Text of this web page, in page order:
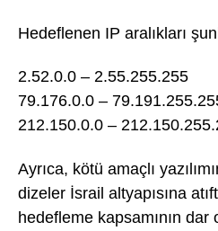
Hedeflenen IP aralıkları
2.52.0.0 – 2.55.255.255
79.176.0.0 –
212.150.0.0 –
Ayrıca, kötü amaçlı
dizeler İsrail altyapısına
hedefleme kapsamının